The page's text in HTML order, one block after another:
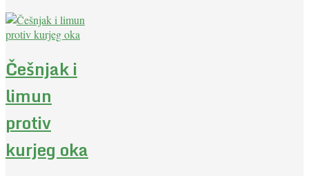
Češnjak i
limun
protiv
kurjeg oka